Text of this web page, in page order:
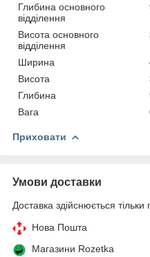
Глибина основного
відділення
Висота основного
відділення
Ширина
Висота
Глибина
Вага
Приховати
Умови доставки
Доставка здійснюється тільки
Нова Пошта
Магазини Rozetka